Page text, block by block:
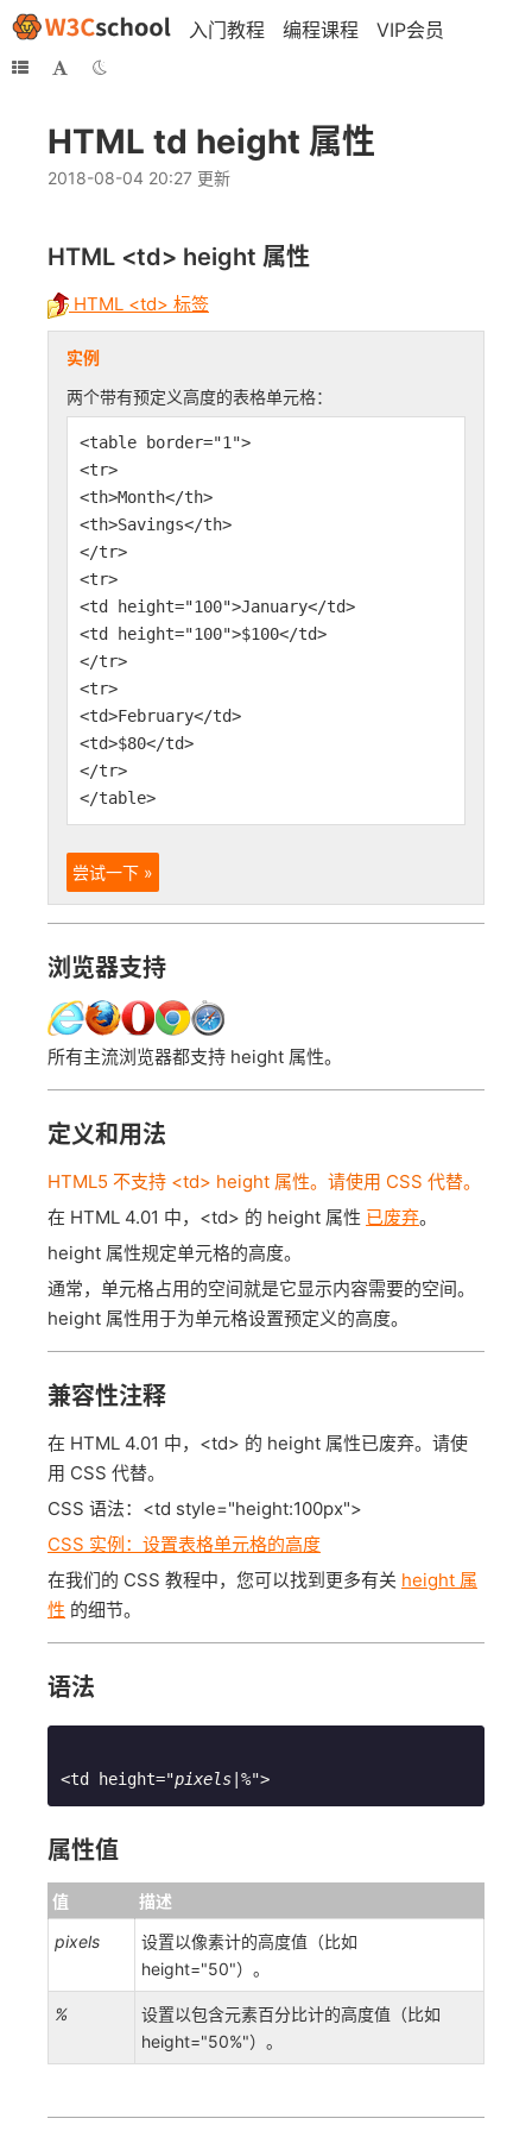
入门教程 编程课程 VIP会员
HTML td height 属性
2018-08-04 20:27 更新
HTML <td> height 属性
HTML <td> 标签
实例
两个带有预定义高度的表格单元格：
<table border="1">
<tr>
<th>Month</th>
<th>Savings</th>
</tr>
<tr>
<td height="100">January</td>
<td height="100">$100</td>
</tr>
<tr>
<td>February</td>
<td>$80</td>
</tr>
</table>
尝试一下 »
浏览器支持
所有主流浏览器都支持 height 属性。
定义和用法
HTML5 不支持 <td> height 属性。请使用 CSS 代替。
在 HTML 4.01 中，<td> 的 height 属性 已废弃。
height 属性规定单元格的高度。
通常，单元格占用的空间就是它显示内容需要的空间。
height 属性用于为单元格设置预定义的高度。
兼容性注释
在 HTML 4.01 中，<td> 的 height 属性已废弃。请使
用 CSS 代替。
CSS 语法：<td style="height:100px">
CSS 实例：设置表格单元格的高度
在我们的 CSS 教程中，您可以找到更多有关 height 属
性 的细节。
语法
<td height="pixels %
属性值
值
描述
pixels
设置以像素计的高度值（比如
height="50"）。
%
设置以包含元素百分比计的高度值（比如
height="50%"）。